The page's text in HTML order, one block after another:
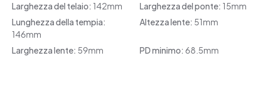
Larghezza del telaio: 142mm Larghezza del ponte: 15mm
Lunghezza della tempia:
146mm
Altezza lente: 51mm
Larghezza lente: 59mm PD minimo: 68.5mm